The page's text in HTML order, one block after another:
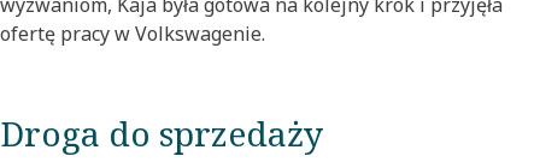
ofertę pracy w Volkswagenie.
Droga do sprzedaży